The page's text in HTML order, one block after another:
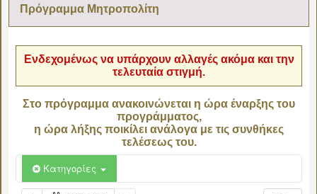
Πρόγραμμα Μητροπολίτη
Ενδεχομένως να υπάρχουν αλλαγές ακόμα και την
τελευταία στιγμή.
Στο πρόγραμμα ανακοινώνεται η ώρα έναρξης του
προγράμματος,
η ώρα λήξης ποικίλει ανάλογα με τις συνθήκες
τελέσεως του.
Κατηγορίες